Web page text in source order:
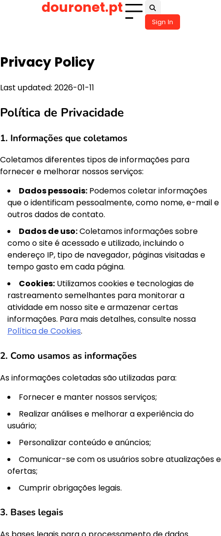
douronet.pt
Sign In
Privacy Policy
Last updated: 2026-01-11
Política de Privacidade
1. Informações que coletamos
Coletamos diferentes tipos de informações para
fornecer e melhorar nossos serviços:
Dados pessoais: Podemos coletar informações
que o identificam pessoalmente, como nome, e-mail e
outros dados de contato.
Dados de uso:Coletamos informações sobre
como o site é acessado e utilizado, incluindo o
endereço IP, tipo de navegador, páginas visitadas e
tempo gasto em cada página.
Cookies: Utilizamos cookies e tecnologias de
rastreamento semelhantes para monitorar a
atividade em nosso site e armazenar certas
informações. Para mais detalhes, consulte nossa
Política de Cookies.
2. Como usamos as informações
As informações coletadas são utilizadas para:
Fornecer e manter nossos serviços;
Realizar análises e melhorar a experiência do
usuário;
Personalizar conteúdo e anúncios;
Comunicar-se com os usuários sobre atualizações e
ofertas;
Cumprir obrigações legais.
3. Bases legais